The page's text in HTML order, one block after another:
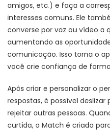
amigos, etc.) e faça a
interesses comuns. Ele
converse por voz ou vídeo a
aumentando as
comunicação. Isso torna o
você crie confiança de
Após criar e personalizar o
respostas, é possível
rejeitar outras pessoas.
curtida, o Match é criado